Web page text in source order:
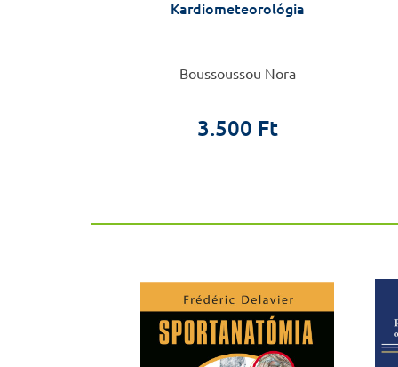
Kardiometeorológia
Boussoussou Nora
3.500 Ft